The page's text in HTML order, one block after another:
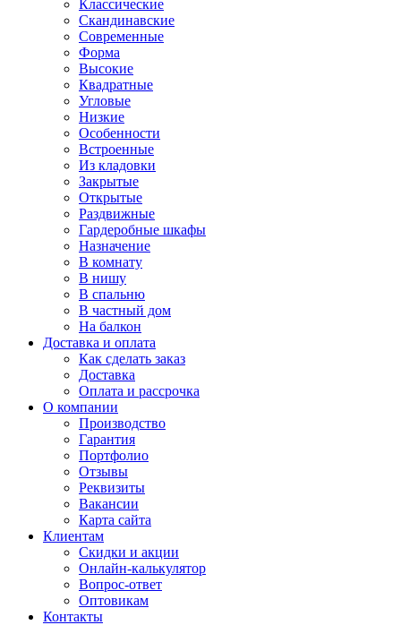
Классические
Скандинавские
Современные
Форма
Высокие
Квадратные
Угловые
Низкие
Особенности
Встроенные
Из кладовки
Закрытые
Открытые
Раздвижные
Гардеробные шкафы
Назначение
В комнату
В нишу
В спальню
В частный дом
На балкон
Доставка и оплата
Как сделать заказ
Доставка
Оплата и рассрочка
О компании
Производство
Гарантия
Портфолио
Отзывы
Реквизиты
Вакансии
Карта сайта
Клиентам
Скидки и акции
Онлайн-калькулятор
Вопрос-ответ
Оптовикам
Контакты